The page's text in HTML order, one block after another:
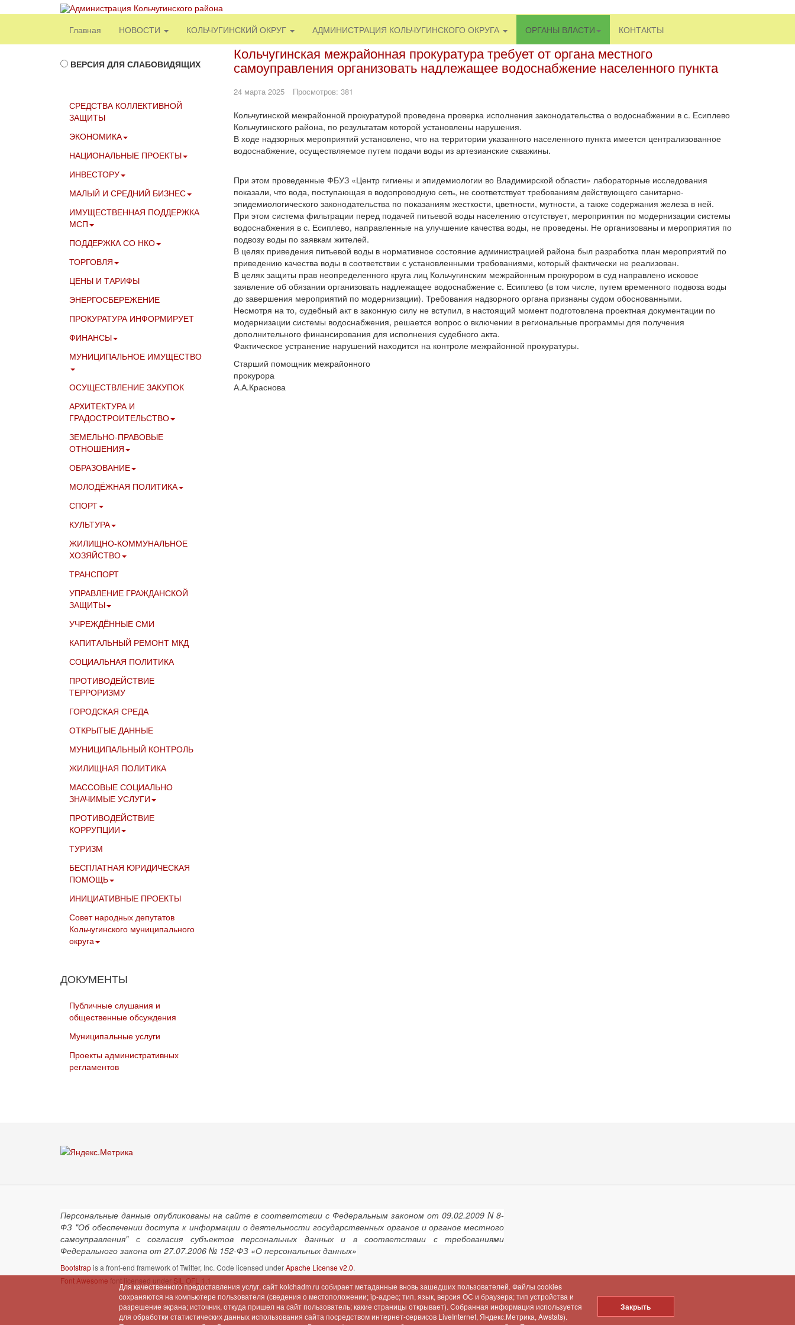
Главная НОВОСТИ КОЛЬЧУГИНСКИЙ ОКРУГ АДМИНИСТРАЦИЯ КОЛЬЧУГИНСКОГО ОКРУГА ОРГАНЫ ВЛАСТИ КОНТАКТЫ
Кольчугинская межрайонная прокуратура требует от органа местного
самоуправления организовать надлежащее водоснабжение населенного пункта
24 марта 2025 Просмотров: 381
Кольчугинской межрайонной прокуратурой проведена проверка исполнения законодательства о водоснабжении в с. Есиплево
Кольчугинского района, по результатам которой установлены нарушения.
В ходе надзорных мероприятий установлено, что на территории указанного населенного пункта имеется централизованное
водоснабжение, осуществляемое путем подачи воды из артезианские скважины.
При этом проведенные ФБУЗ «Центр гигиены и эпидемиологии во Владимирской области» лабораторные исследования
показали, что вода, поступающая в водопроводную сеть, не соответствует требованиям действующего санитарно-
эпидемиологического законодательства по показаниям жесткости, цветности, мутности, а также содержания железа в ней.
При этом система фильтрации перед подачей питьевой воды населению отсутствует, мероприятия по модернизации системы
водоснабжения в с. Есиплево, направленные на улучшение качества воды, не проведены. Не организованы и мероприятия по
подвозу воды по заявкам жителей.
В целях приведения питьевой воды в нормативное состояние администрацией района был разработка план мероприятий по
приведению качества воды в соответствии с установленными требованиями, который фактически не реализован.
В целях защиты прав неопределенного круга лиц Кольчугинским межрайонным прокурором в суд направлено исковое
заявление об обязании организовать надлежащее водоснабжение с. Есиплево (в том числе, путем временного подвоза воды
до завершения мероприятий по модернизации). Требования надзорного органа признаны судом обоснованными.
Несмотря на то, судебный акт в законную силу не вступил, в настоящий момент подготовлена проектная документации по
модернизации системы водоснабжения, решается вопрос о включении в региональные программы для получения
дополнительного финансирования для исполнения судебного акта.
Фактическое устранение нарушений находится на контроле межрайонной прокуратуры.
Старший помощник межрайонного
прокурора
А.А.Краснова
ВЕРСИЯ ДЛЯ СЛАБОВИДЯЩИХ
СРЕДСТВА КОЛЛЕКТИВНОЙ
ЗАЩИТЫ
ЭКОНОМИКА
НАЦИОНАЛЬНЫЕ ПРОЕКТЫ
ИНВЕСТОРУ
МАЛЫЙ И СРЕДНИЙ БИЗНЕС
ИМУЩЕСТВЕННАЯ ПОДДЕРЖКА
МСП
ПОДДЕРЖКА СО НКО
ТОРГОВЛЯ
ЦЕНЫ И ТАРИФЫ
ЭНЕРГОСБЕРЕЖЕНИЕ
ПРОКУРАТУРА ИНФОРМИРУЕТ
ФИНАНСЫ
МУНИЦИПАЛЬНОЕ ИМУЩЕСТВО
ОСУЩЕСТВЛЕНИЕ ЗАКУПОК
АРХИТЕКТУРА И
ГРАДОСТРОИТЕЛЬСТВО
ЗЕМЕЛЬНО-ПРАВОВЫЕ
ОТНОШЕНИЯ
ОБРАЗОВАНИЕ
МОЛОДЁЖНАЯ ПОЛИТИКА
СПОРТ
КУЛЬТУРА
ЖИЛИЩНО-КОММУНАЛЬНОЕ
ХОЗЯЙСТВО
ТРАНСПОРТ
УПРАВЛЕНИЕ ГРАЖДАНСКОЙ
ЗАЩИТЫ
УЧРЕЖДЁННЫЕ СМИ
КАПИТАЛЬНЫЙ РЕМОНТ МКД
СОЦИАЛЬНАЯ ПОЛИТИКА
ПРОТИВОДЕЙСТВИЕ
ТЕРРОРИЗМУ
ГОРОДСКАЯ СРЕДА
ОТКРЫТЫЕ ДАННЫЕ
МУНИЦИПАЛЬНЫЙ КОНТРОЛЬ
ЖИЛИЩНАЯ ПОЛИТИКА
МАССОВЫЕ СОЦИАЛЬНО
ЗНАЧИМЫЕ УСЛУГИ
ПРОТИВОДЕЙСТВИЕ
КОРРУПЦИИ
ТУРИЗМ
БЕСПЛАТНАЯ ЮРИДИЧЕСКАЯ
ПОМОЩЬ
ИНИЦИАТИВНЫЕ ПРОЕКТЫ
Совет народных депутатов
Кольчугинского муниципального
округа
ДОКУМЕНТЫ
Публичные слушания и
общественные обсуждения
Муниципальные услуги
Проекты административных
регламентов
Персональные данные опубликованы на сайте в соответствии с Федеральным законом от 09.02.2009 N 8-
ФЗ "Об обеспечении доступа к информации о деятельности государственных органов и органов местного
самоуправления" с согласия субъектов персональных данных и в соответствии с требованиями
Федерального закона от 27.07.2006 № 152-ФЗ «О персональных данных»
Bootstrapis a front-end framework of Twitter, Inc. Code licensed underApache License v2.0.
Font Awesome font licensed under SIL OFL 1.1
Для качественного предоставления услуг, сайт kolchadm.ru собирает метаданные вновь зашедших пользователей. Файлы cookies
сохраняются на компьютере пользователя (сведения о местоположении; ip-адрес; тип, язык, версия ОС и браузера; тип устройства и
разрешение экрана; источник, откуда пришел на сайт пользователь; какие страницы открывает). Собранная информация используется
для обработки статистических данных использования сайта посредством интернет-сервисов LiveInternet, Яндекс.Метрика, Awstats).
Закрыть